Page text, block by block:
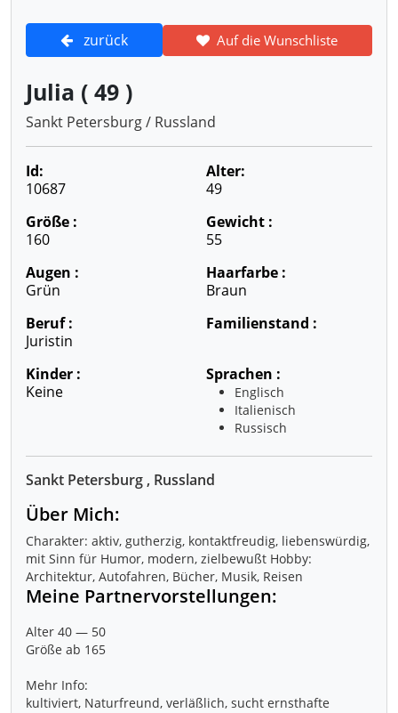
zurück Auf die Wunschliste
Julia ( 49 )
Sankt Petersburg / Russland
Id:
10687
Alter:
49
Größe :
160
Gewicht :
55
Augen :
Grün
Haarfarbe :
Braun
Beruf :
Juristin
Familienstand :
Kinder :
Keine
Sprachen :
Englisch
Italienisch
Russisch
Sankt Petersburg , Russland
Über Mich:
Charakter: aktiv, gutherzig, kontaktfreudig, liebenswürdig,
mit Sinn für Humor, modern, zielbewußt Hobby:
Architektur, Autofahren, Bücher, Musik, Reisen
Meine Partnervorstellungen:
Alter 40 — 50
Größe ab 165
Mehr Info:
kultiviert, Naturfreund, verläßlich, sucht ernsthafte